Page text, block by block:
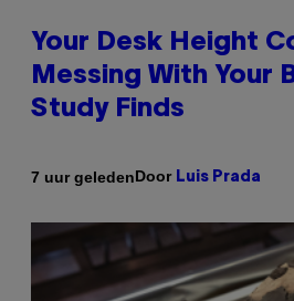
Your Desk Height
Messing With Your
Study Finds
7 uur geledenDoor Luis Prada